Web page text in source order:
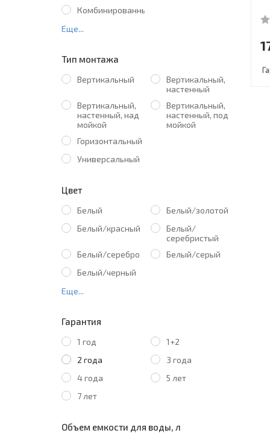
Комбинированный
Еще...
Тип монтажа
Вертикальный
Вертикальный,
настенный
Вертикальный,
настенный, над
мойкой
Вертикальный,
настенный, под
мойкой
Горизонтальный
Универсальный
Цвет
Белый
Белый/золотой
Белый/красный
Белый/
серебристый
Белый/серебро
Белый/серый
Белый/черный
Еще...
Гарантия
1 год
1+2
2 года
3 года
4 года
5 лет
7 лет
Объем емкости для воды, л